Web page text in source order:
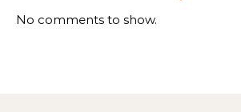
No comments to show.